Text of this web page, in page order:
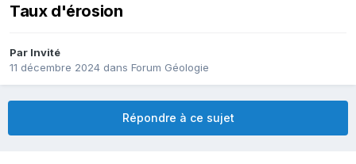
Taux d'érosion
Par Invité
11 décembre 2024 dans Forum Géologie
Répondre à ce sujet